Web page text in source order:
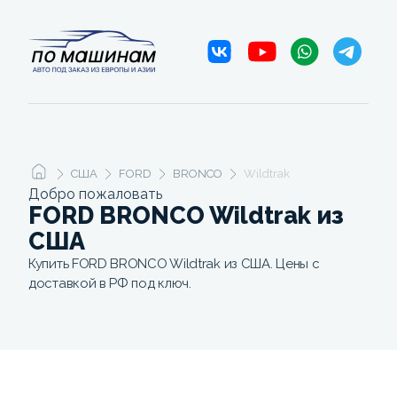
США FORD BRONCO Wildtrak
Добро пожаловать
FORD BRONCO Wildtrak из
США
Купить FORD BRONCO Wildtrak из США. Цены с
доставкой в РФ под ключ.